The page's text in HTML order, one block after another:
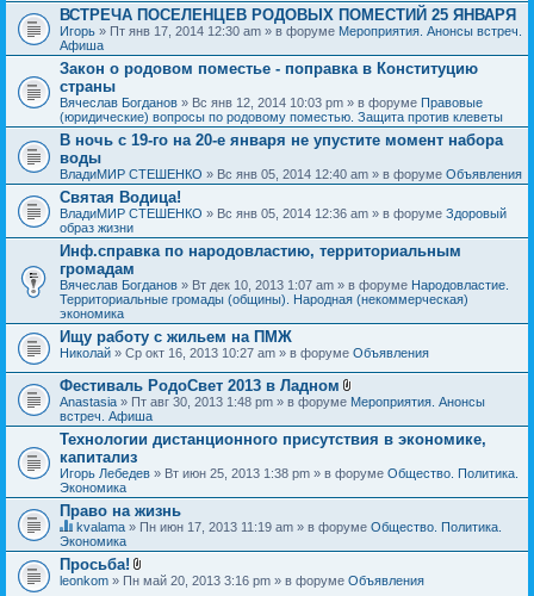
ВСТРЕЧА ПОСЕЛЕНЦЕВ РОДОВЫХ ПОМЕСТИЙ 25 ЯНВАРЯ
Игорь » Пт янв 17, 2014 12:30 am » в форуме Мероприятия. Анонсы встреч.
Афиша
Закон о родовом поместье - поправка в Конституцию
страны
Вячеслав Богданов » Вс янв 12, 2014 10:03 pm » в форуме Правовые
(юридические) вопросы по родовому поместью. Защита против клеветы
В ночь с 19-го на 20-е января не упустите момент набора
воды
ВладиМИР СТЕШЕНКО » Вс янв 05, 2014 12:40 am » в форуме Объявления
Святая Водица!
ВладиМИР СТЕШЕНКО » Вс янв 05, 2014 12:36 am » в форуме Здоровый
образ жизни
Инф.справка по народовластию, территориальным
громадам
Вячеслав Богданов » Вт дек 10, 2013 1:07 am » в форуме Народовластие.
Территориальные громады (общины). Народная (некоммерческая)
экономика
Ищу работу с жильем на ПМЖ
Николай » Ср окт 16, 2013 10:27 am » в форуме Объявления
Фестиваль РодоСвет 2013 в Ладном
В
о
ж
н
и
я
Anastasia » Пт авг 30, 2013 1:48 pm » в форуме Мероприятия. Анонсы
встреч. Афиша
Технологии дистанционного присутствия в экономике,
капитализ
Игорь Лебедев » Вт июн 25, 2013 1:38 pm » в форуме Общество. Политика.
Экономика
Право на жизнь
Д
а
н
н
kvalama » Пн июн 17, 2013 11:19 am » в форуме Общество. Политика.
Экономика
Просьба!
В
leonkom » Пн май 20, 2013 3:16 pm » в форуме Объявления